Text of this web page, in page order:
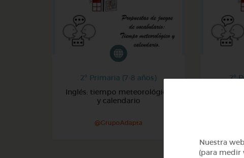
2º Primaria (7-8 años)
Inglés: tiempo meteorológico
y calendario
@GrupoAdapta
2º
Nuestra
(para medir